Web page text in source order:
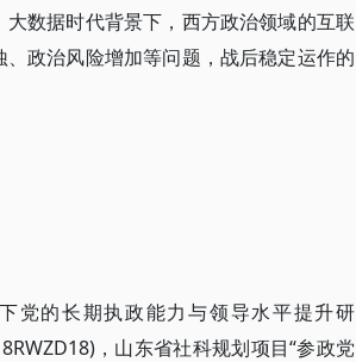
数据时代背景下，西方政治领域的互联
政治风险增加等问题，战后稳定运作的
党的长期执政能力与领导水平提升研
，山东省社科规划项目“参政党